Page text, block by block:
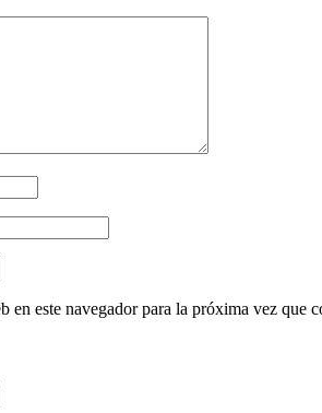
este navegador para la próxima vez que